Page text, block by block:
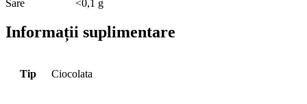
Sare <0,1 g
Informații suplimentare
Tip Ciocolata